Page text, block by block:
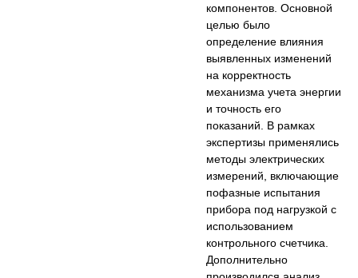
компонентов. Основной
целью было
определение влияния
выявленных изменений
на корректность
механизма учета энергии
и точность его
показаний. В рамках
экспертизы применялись
методы электрических
измерений, включающие
пофазные испытания
прибора под нагрузкой с
использованием
контрольного счетчика.
Дополнительно